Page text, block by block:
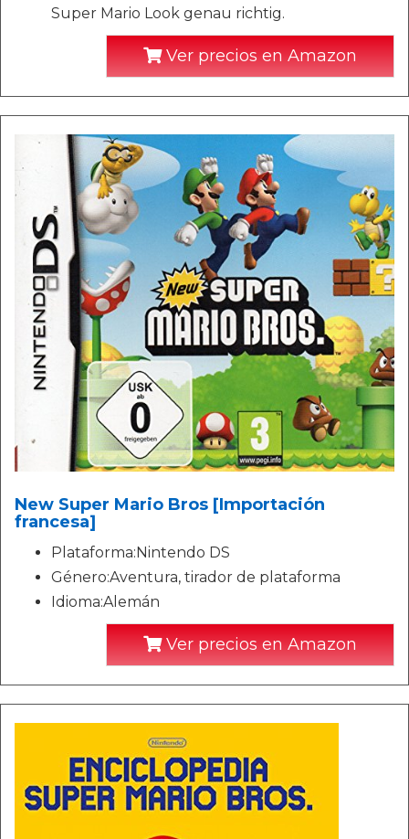
Super Mario Look genau richtig.
Ver precios en Amazon
New Super Mario Bros [Importación
francesa]
Plataforma:Nintendo DS
Género:Aventura, tirador de plataforma
Idioma:Alemán
Ver precios en Amazon